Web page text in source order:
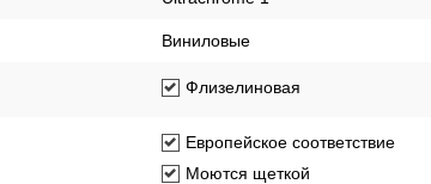
Виниловые
Флизелиновая
Европейское соответствие
Моются щеткой